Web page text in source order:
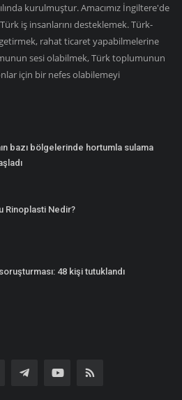
kurulmuştur. Amacımız İngiltere'de
iş insanlarını desteklemek. Türk-
rahat ticaret yapabilmelerine
sesi olabilmek, Türk toplumunun
için bir nefes olabilemeyi
bazı bölgelerinde hortumla sulama
Rinoplasti Nedir?
48 kişi tutuklandı